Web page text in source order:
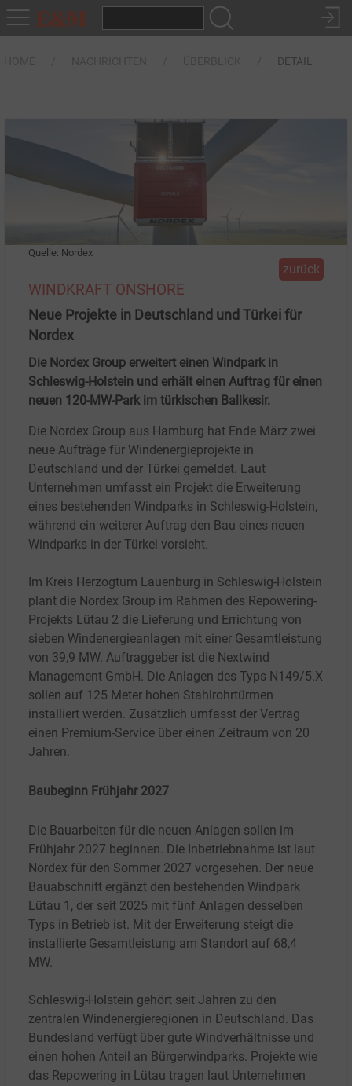
DETAIL
Quelle: Nordex
zurück
WINDKRAFT ONSHORE
Neue Projekte in Deutschland und Türkei für
Nordex
Die Nordex Group erweitert einen Windpark in
Schleswig-Holstein und erhält einen Auftrag für einen
neuen 120-MW-Park im türkischen Balikesir.
Die Nordex Group aus Hamburg hat Ende März zwei
neue Aufträge für Windenergieprojekte in
Deutschland und der Türkei gemeldet. Laut
Unternehmen umfasst ein Projekt die Erweiterung
eines bestehenden Windparks in Schleswig-Holstein,
während ein weiterer Auftrag den Bau eines neuen
Windparks in der Türkei vorsieht.
Im Kreis Herzogtum Lauenburg in Schleswig-Holstein
plant die Nordex Group im Rahmen des Repowering-
Projekts Lütau 2 die Lieferung und Errichtung von
sieben Windenergieanlagen mit einer Gesamtleistung
von 39,9 MW. Auftraggeber ist die Nextwind
Management GmbH. Die Anlagen des Typs N149/5.X
sollen auf 125 Meter hohen Stahlrohrtürmen
installiert werden. Zusätzlich umfasst der Vertrag
einen Premium-Service über einen Zeitraum von 20
Jahren.
Baubeginn Frühjahr 2027
Die Bauarbeiten für die neuen Anlagen sollen im
Frühjahr 2027 beginnen. Die Inbetriebnahme ist laut
Nordex für den Sommer 2027 vorgesehen. Der neue
Bauabschnitt ergänzt den bestehenden Windpark
Lütau 1, der seit 2025 mit fünf Anlagen desselben
Typs in Betrieb ist. Mit der Erweiterung steigt die
installierte Gesamtleistung am Standort auf 68,4
MW.
Schleswig-Holstein gehört seit Jahren zu den
zentralen Windenergieregionen in Deutschland. Das
Bundesland verfügt über gute Windverhältnisse und
einen hohen Anteil an Bürgerwindparks. Projekte wie
das Repowering in Lütau tragen laut Unternehmen